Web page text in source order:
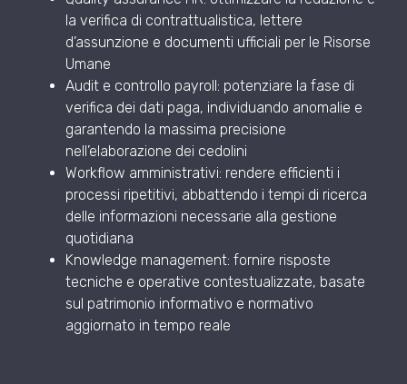
la verifica di contrattualistica, lettere
d’assunzione e documenti ufficiali per le Risorse
Umane
Audit e controllo payroll: potenziare la fase di
verifica dei dati paga, individuando anomalie e
garantendo la massima precisione
nell’elaborazione dei cedolini
Workflow amministrativi: rendere efficienti i
processi ripetitivi, abbattendo i tempi di ricerca
delle informazioni necessarie alla gestione
quotidiana
Knowledge management: fornire risposte
tecniche e operative contestualizzate, basate
sul patrimonio informativo e normativo
aggiornato in tempo reale